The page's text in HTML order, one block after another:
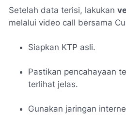
Setelah data terisi, lakukan
melalui video call bersama
Siapkan KTP asli.
Pastikan pencahayaan
terlihat jelas.
Gunakan jaringan